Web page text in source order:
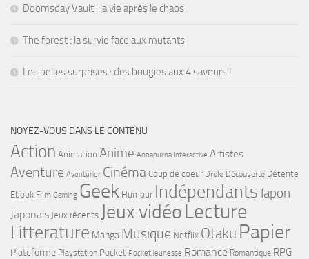
Doomsday Vault : la vie après le chaos
The forest : la survie face aux mutants
Les belles surprises : des bougies aux 4 saveurs !
NOYEZ-VOUS DANS LE CONTENU
Action Animation Anime Annapurna Interactive Artistes
Aventure Aventurier Cinéma Coup de coeur Drôle Découverte Détente
Ebook Film Gaming Geek Humour Indépendants Japon
Japonais Jeux récents Jeux vidéoLecture
Litterature Manga Musique Netflix Otaku Papier
Plateforme Playstation Pocket Pocket Jeunesse Romance Romantique RPG